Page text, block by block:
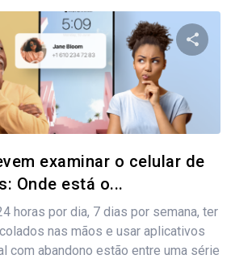
examinar o celular de
Onde está o...
horas por dia, 7 dias por semana, ter
nas mãos e usar aplicativos
com abandono estão entre uma série